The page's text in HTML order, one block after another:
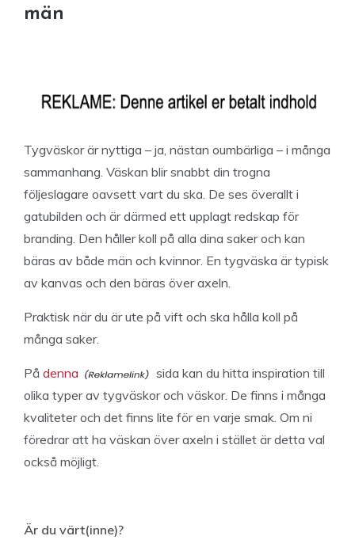
män
Tygväskor är nyttiga – ja, nästan oumbärliga – i många
sammanhang. Väskan blir snabbt din trogna
följeslagare oavsett vart du ska. De ses överallt i
gatubilden och är därmed ett upplagt redskap för
branding. Den håller koll på alla dina saker och kan
bäras av både män och kvinnor. En tygväska är typisk
av kanvas och den bäras över axeln.
Praktisk när du är ute på vift och ska hålla koll på
många saker.
På denna
sida kan du hitta inspiration till
olika typer av tygväskor och väskor. De finns i många
kvaliteter och det finns lite för en varje smak. Om ni
föredrar att ha väskan över axeln i stället är detta val
också möjligt.
Är du värt(inne)?